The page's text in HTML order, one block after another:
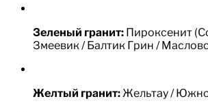
Зеленый гранит: Пироксенит
Змеевик / Балтик Грин /
Желтый гранит:Жельтау /